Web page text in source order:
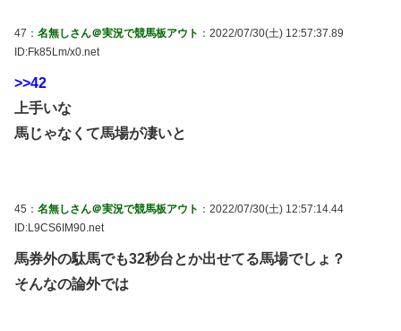
47： 名無しさん＠実況で競馬板アウト ：2022/07/30(土) 12:57:37.89
ID:Fk85Lm/x0.net
>>42
上手いな
馬じゃなくて馬場が凄いと
45： 名無しさん＠実況で競馬板アウト ：2022/07/30(土) 12:57:14.44
ID:L9CS6IM90.net
馬券外の駄馬でも32秒台とか出せてる馬場でしょ？
そんなの論外では